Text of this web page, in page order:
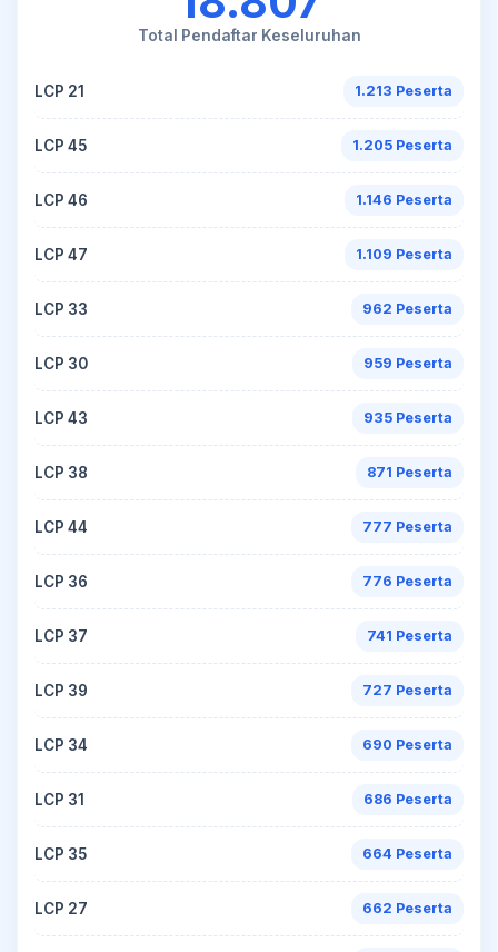
Total Pendaftar Keseluruhan
LCP 21 1.213 Peserta
LCP 45 1.205 Peserta
LCP 46 1.146 Peserta
LCP 47 1.109 Peserta
LCP 33 962 Peserta
LCP 30 959 Peserta
LCP 43 935 Peserta
LCP 38 871 Peserta
LCP 44 777 Peserta
LCP 36 776 Peserta
LCP 37 741 Peserta
LCP 39 727 Peserta
LCP 34 690 Peserta
LCP 31 686 Peserta
LCP 35 664 Peserta
LCP 27 662 Peserta